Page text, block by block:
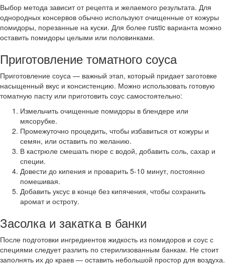
Выбор метода зависит от рецепта и желаемого результата. Для
однородных консервов обычно используют очищенные от кожуры
помидоры, порезанные на куски. Для более rustic варианта можно
оставить помидоры целыми или половинками.
Приготовление томатного соуса
Приготовление соуса — важный этап, который придает заготовке
насыщенный вкус и консистенцию. Можно использовать готовую
томатную пасту или приготовить соус самостоятельно:
Измельчить очищенные помидоры в блендере или
мясорубке.
Промежуточно процедить, чтобы избавиться от кожуры и
семян, или оставить по желанию.
В кастрюле смешать пюре с водой, добавить соль, сахар и
специи.
Довести до кипения и проварить 5-10 минут, постоянно
помешивая.
Добавить уксус в конце без кипячения, чтобы сохранить
аромат и остроту.
Засолка и закатка в банки
После подготовки ингредиентов жидкость из помидоров и соус с
специями следует разлить по стерилизованным банкам. Не стоит
заполнять их до краев — оставить небольшой простор для воздуха.